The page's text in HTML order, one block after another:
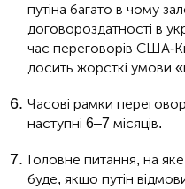
путіна багато в чому
договороздатності в
час переговорів США-
досить жорсткі умови
Часові рамки
наступні 6–7 місяців.
Головне питання, на
буде, якщо путін